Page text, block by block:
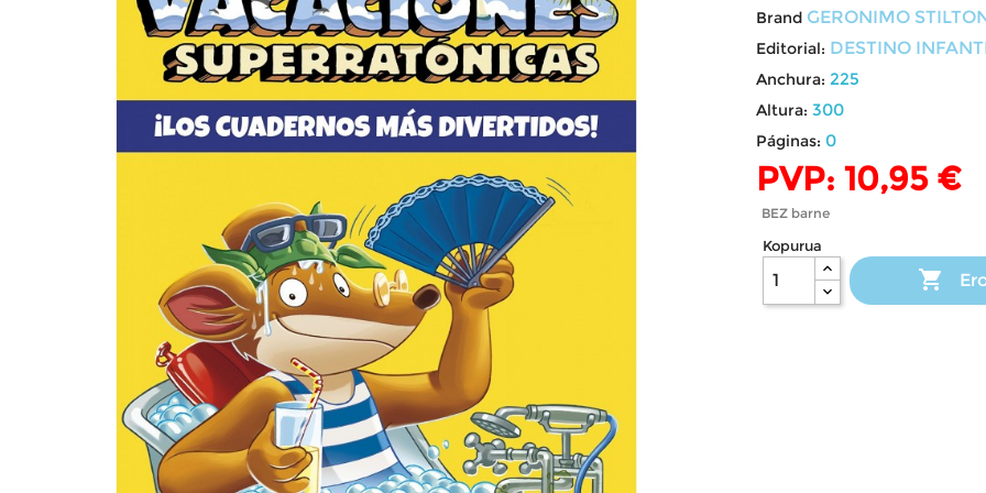
Brand GERONIMO
Editorial: DESTINO
Anchura: 225
Altura: 300
Páginas: 0
PVP: 10,95 €
BEZ barne
Kopurua
